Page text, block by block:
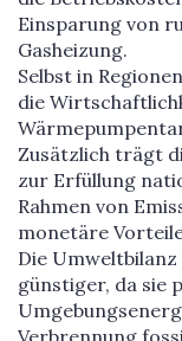
Einsparung von
Gasheizung.
Selbst in
die
Zusätzlich trägt
zur Erfüllung
Rahmen von
monetäre
Die
günstiger, da sie